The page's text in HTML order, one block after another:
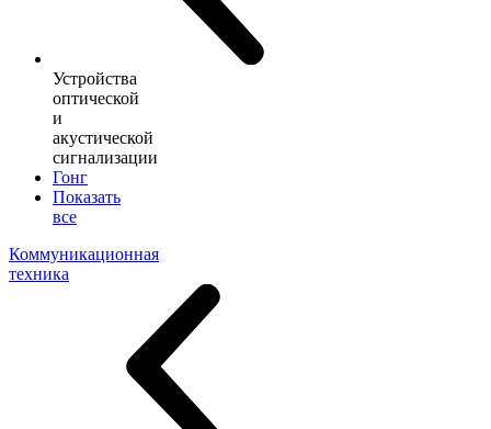
Устройства
оптической
и
акустической
сигнализации
Гонг
Показать
все
Коммуникационная
техника